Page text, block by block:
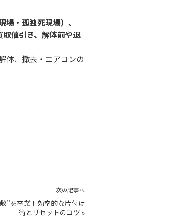
・孤独死現場）、
値引き、解体前や退
体、撤去・エアコンの
次の記事へ
”を卒業！効率的な片付け
術とリセットのコツ »